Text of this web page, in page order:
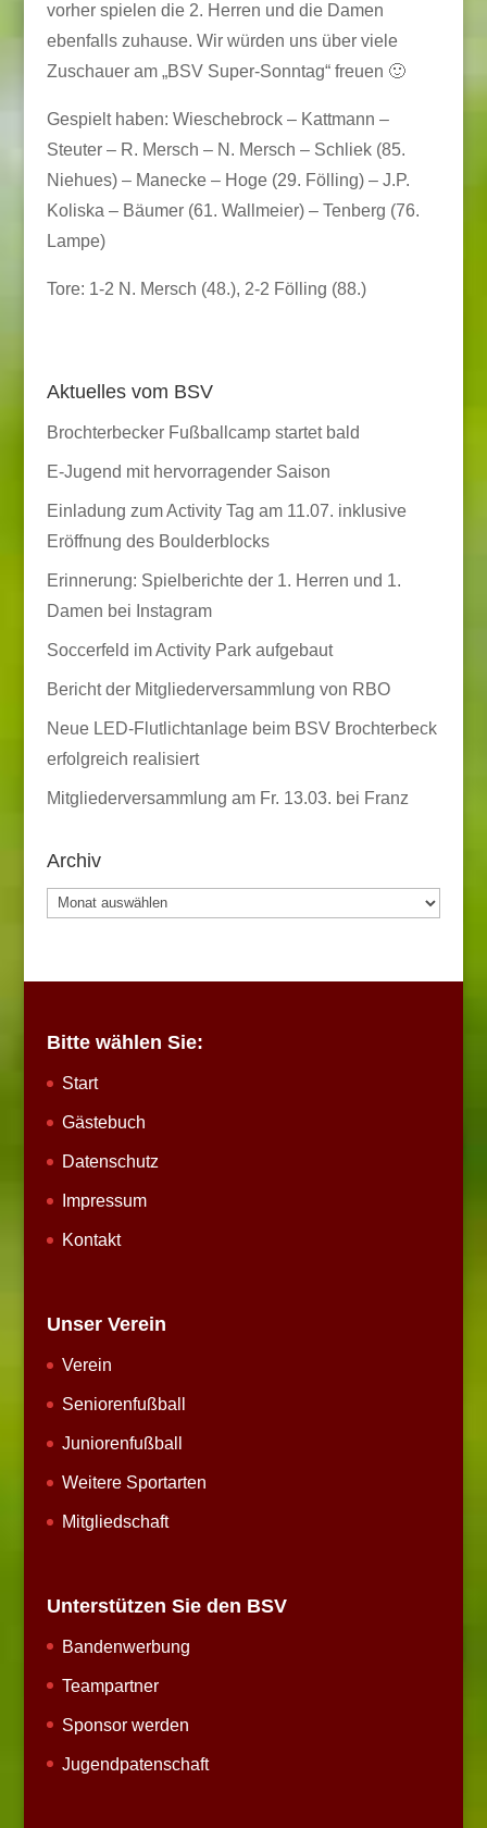
vorher spielen die 2. Herren und die Damen
ebenfalls zuhause. Wir würden uns über viele
Zuschauer am „BSV Super-Sonntag“ freuen 🙂
Gespielt haben: Wieschebrock – Kattmann –
Steuter – R. Mersch – N. Mersch – Schliek (85.
Niehues) – Manecke – Hoge (29. Fölling) – J.P.
Koliska – Bäumer (61. Wallmeier) – Tenberg (76.
Lampe)
Tore: 1-2 N. Mersch (48.), 2-2 Fölling (88.)
Aktuelles vom BSV
Brochterbecker Fußballcamp startet bald
E-Jugend mit hervorragender Saison
Einladung zum Activity Tag am 11.07. inklusive
Eröffnung des Boulderblocks
Erinnerung: Spielberichte der 1. Herren und 1.
Damen bei Instagram
Soccerfeld im Activity Park aufgebaut
Bericht der Mitgliederversammlung von RBO
Neue LED-Flutlichtanlage beim BSV Brochterbeck
erfolgreich realisiert
Mitgliederversammlung am Fr. 13.03. bei Franz
Archiv
Archiv
Bitte wählen Sie:
Start
Gästebuch
Datenschutz
Impressum
Kontakt
Unser Verein
Verein
Seniorenfußball
Juniorenfußball
Weitere Sportarten
Mitgliedschaft
Unterstützen Sie den BSV
Bandenwerbung
Teampartner
Sponsor werden
Jugendpatenschaft